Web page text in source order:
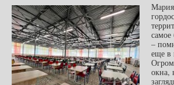
самое
–
еще в
окна,